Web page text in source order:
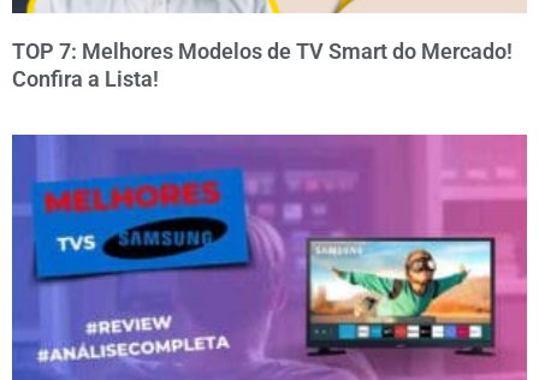
TOP 7: Melhores Modelos de TV Smart do Mercado!
Confira a Lista!